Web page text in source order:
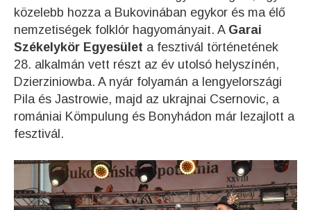
közelebb hozza a Bukovinában egykor és ma élő
nemzetiségek folklór hagyományait. A Garai
Székelykör Egyesület a fesztivál történetének
28. alkalmán vett részt az év utolsó helyszínén,
Dzierziniowba. A nyár folyamán a lengyelországi
Pila és Jastrowie, majd az ukrajnai Csernovic, a
romániai Kömpulung és Bonyhádon már lezajlott a
fesztivál.